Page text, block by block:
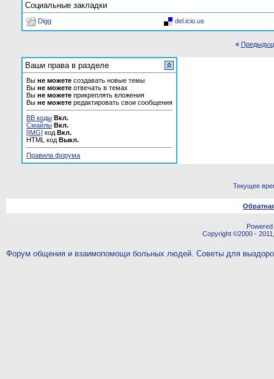
Социальные закладки
Digg del.icio.us
«
Ваши права в разделе
Вы не можете создавать новые темы
Вы не можете отвечать в темах
Вы не можете прикреплять вложения
Вы не можете редактировать свои сообщения
BB коды Вкл.
Смайлы Вкл.
[IMG] код Вкл.
HTML код Выкл.
Правила форума
Текущее
Copyright ©2000 -
Форум общения и взаимопомощи больных людей. Советы для